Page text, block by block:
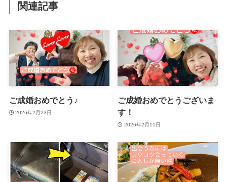
関連記事
ご成婚おめでとう♪
2026年2月23日
ご成婚おめでとうございま
す！
2026年2月11日